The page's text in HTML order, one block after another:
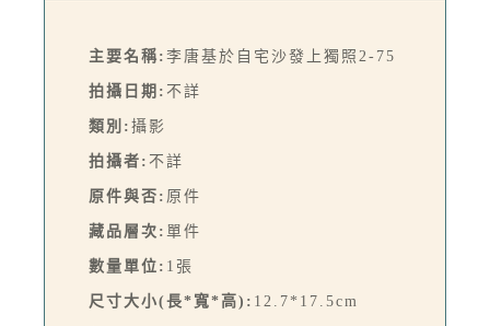
主要名稱: 李唐基於自宅沙發上獨照2-75
拍攝日期: 不詳
類別: 攝影
拍攝者: 不詳
原件與否: 原件
藏品層次: 單件
數量單位: 1張
尺寸大小(長*寬*高): 12.7*17.5cm